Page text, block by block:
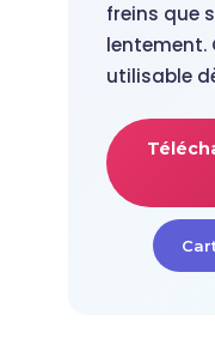
freins que
lentement.
utilisable